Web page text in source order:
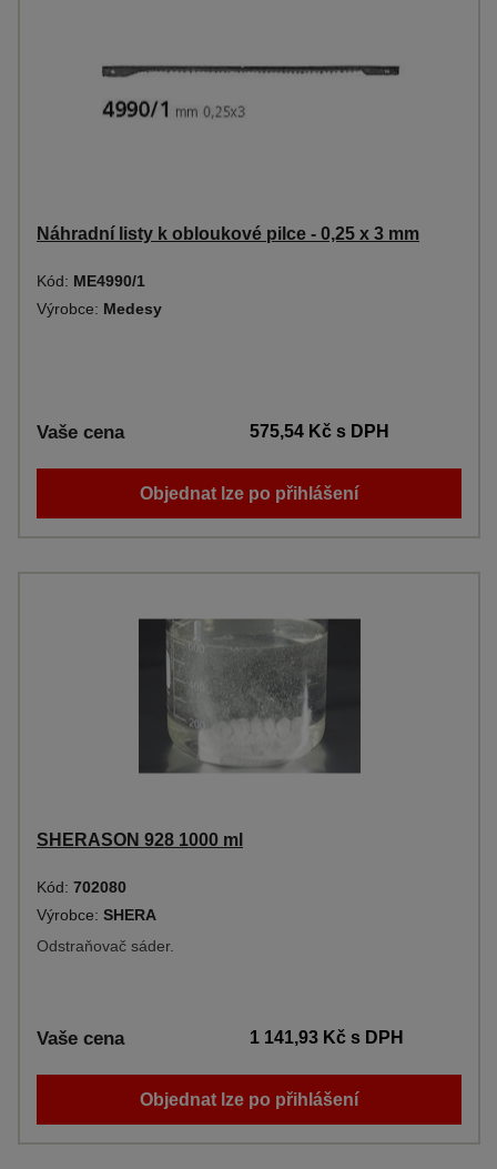
Náhradní listy k obloukové pilce - 0,25 x 3 mm
Kód: ME4990/1
Výrobce: Medesy
Vaše cena 575,54 Kčs DPH
Objednat lze po přihlášení
SHERASON 928 1000 ml
Kód: 702080
Výrobce: SHERA
Odstraňovač sáder.
Vaše cena 1 141,93 Kčs DPH
Objednat lze po přihlášení